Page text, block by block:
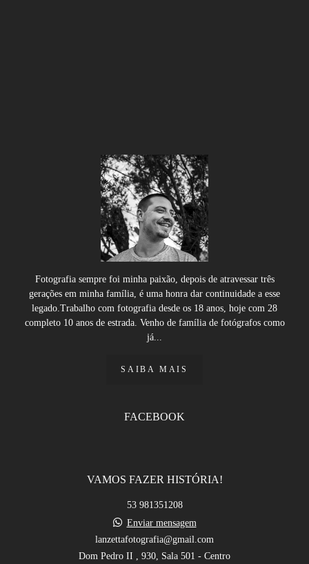
Fotografia sempre foi minha paixão, depois de atravessar três
gerações em minha família, é uma honra dar continuidade a esse
legado.Trabalho com fotografia desde os 18 anos, hoje com 28
completo 10 anos de estrada. Venho de família de fotógrafos como
já...
SAIBA MAIS
FACEBOOK
VAMOS FAZER HISTÓRIA!
53 981351208
Enviar mensagem
lanzettafotografia@gmail.com
Dom Pedro II , 930, Sala 501 - Centro